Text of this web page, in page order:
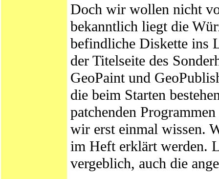
Doch wir wollen nicht
bekanntlich liegt die
befindliche Diskette ins
der Titelseite des
GeoPaint und
die beim Starten
patchenden
wir erst einmal wissen.
im Heft erklärt werden.
vergeblich, auch die